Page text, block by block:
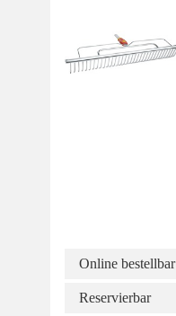
Online bestellbar
Reservierbar